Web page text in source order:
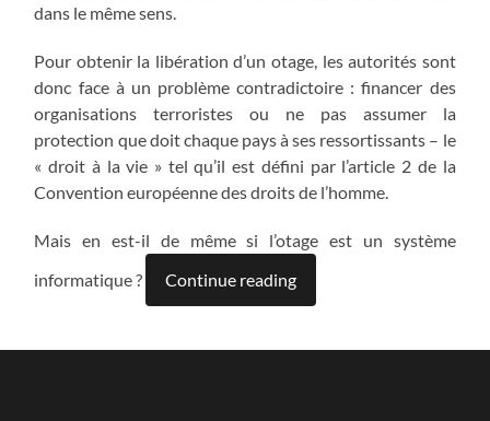
dans le même sens.
Pour obtenir la libération d’un otage, les autorités sont
donc face à un problème contradictoire : financer des
organisations terroristes ou ne pas assumer la
protection que doit chaque pays à ses ressortissants – le
« droit à la vie » tel qu’il est défini par l’article 2 de la
Convention européenne des droits de l’homme.
Mais en est-il de même si l’otage est un système
informatique ?
Continue reading